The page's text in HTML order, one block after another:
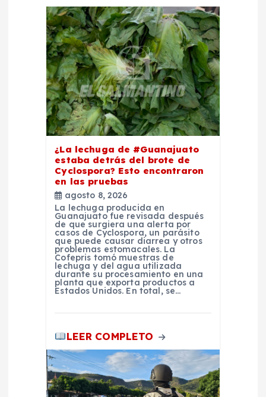
¿La lechuga de #Guanajuato
estaba detrás del brote de
Cyclospora? Esto encontraron
en las pruebas
agosto 8, 2026
La lechuga producida en
Guanajuato fue revisada después
de que surgiera una alerta por
casos de Cyclospora, un parásito
que puede causar diarrea y otros
problemas estomacales. La
Cofepris tomó muestras de
lechuga y del agua utilizada
durante su procesamiento en una
planta que exporta productos a
Estados Unidos. En total, se…
LEER COMPLETO